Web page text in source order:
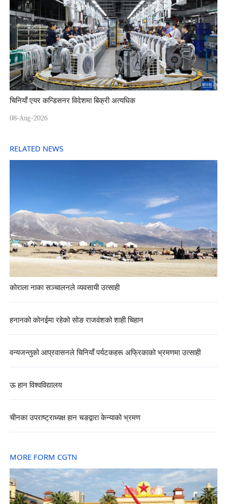
चिनियाँ एयर कन्डिसनर विदेशमा बिक्री अत्यधिक
08-Aug-2026
RELATED NEWS
कोराला नाका सञ्चालनले व्यवसायी उत्साही
हनानको कोनईमा रहेको सोङ राजवंशको शाही चिहान
वन्यजन्तुको आप्रवासनले चिनियाँ पर्यटकहरू अफ्रिकाको भ्रमणमा उत्साही
ऊ हान विश्वविद्यालय
चीनका उपराष्ट्राध्यक्ष हान चङद्वारा केन्याको भ्रमण
MORE FORM CGTN